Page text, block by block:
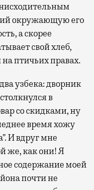
окружающую его
а скорее
свой хлеб,
птичьих правах.
узбека: дворник
в
со скидками, ну
время хожу
И вдруг мне
же, как они! Я
содержание моей
почти не